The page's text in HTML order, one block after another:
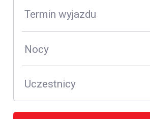
Termin wyjazdu
Nocy
Uczestnicy